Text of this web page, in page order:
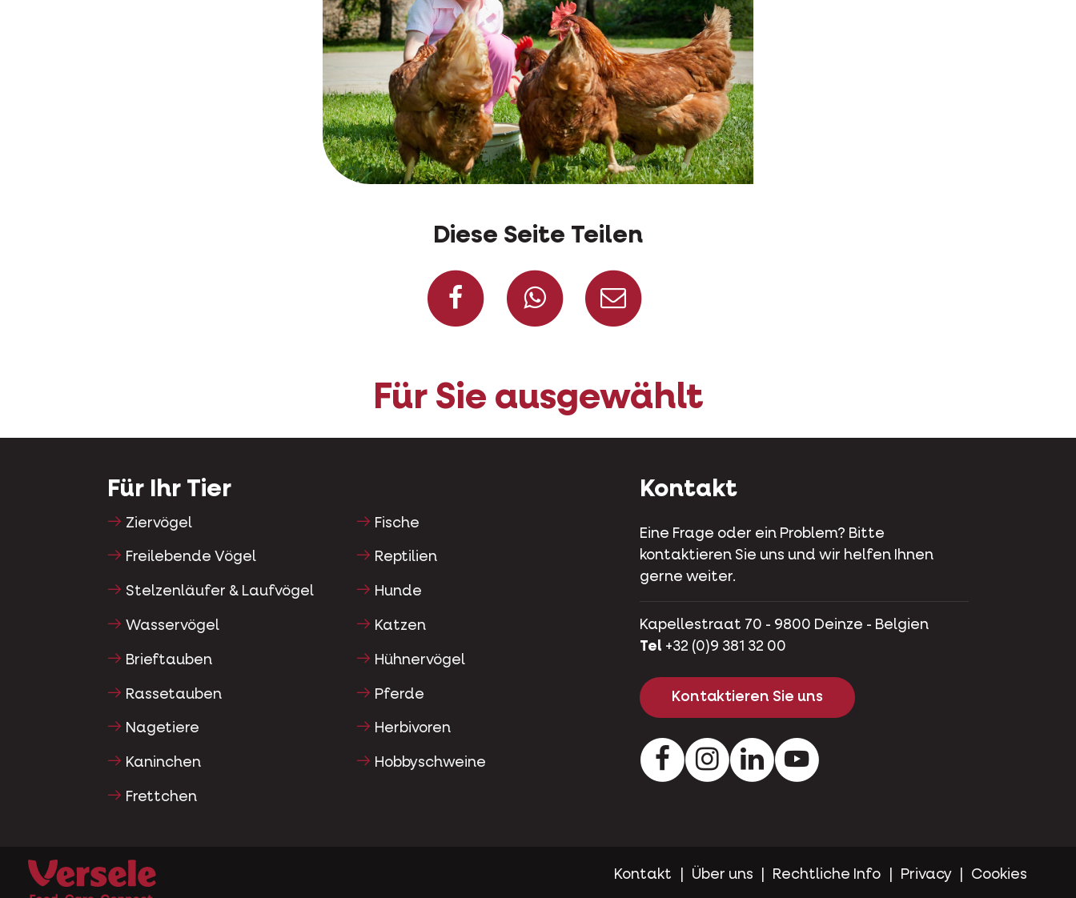
Diese Seite Teilen
Auf Facebook teilen
Auf Whatsapp teilen
Für Sie ausgewählt
Für Ihr Tier
Ziervögel
Freilebende Vögel
Stelzenläufer & Laufvögel
Wasservögel
Brieftauben
Rassetauben
Nagetiere
Kaninchen
Frettchen
Fische
Reptilien
Hunde
Katzen
Hühnervögel
Pferde
Herbivoren
Hobbyschweine
Kontakt
Eine Frage oder ein Problem? Bitte
kontaktieren Sie uns und wir helfen Ihnen
gerne weiter.
Kapellestraat 70 - 9800 Deinze - Belgien
Tel +32 (0)9 381 32 00
Kontaktieren Sie uns
FacebookInstagramLinkedInYoutube
Kontakt Über uns Rechtliche Info Privacy Cookies